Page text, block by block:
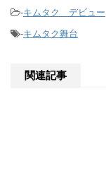
-キムタク デビュー
-キムタク舞台
関連記事